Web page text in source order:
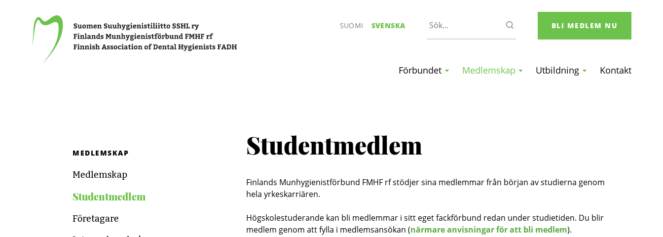
Finlands Munhygienistförbund FMHF rf
SUOMI SVENSKA HAE BLI MEDLEM NU
Förbundet Medlemskap Utbildning Kontakt
MEDLEMSKAP
Medlemskap
Studentmedlem
Företagare
Studentmedlem
Finlands Munhygienistförbund FMHF rf stödjer sina medlemmar från början av studierna genom
hela yrkeskarriären.
Högskolestuderande kan bli medlemmar i sitt eget fackförbund redan under studietiden. Du blir
medlem genom att fylla i medlemsansökan (närmare anvisningar för att bli medlem).